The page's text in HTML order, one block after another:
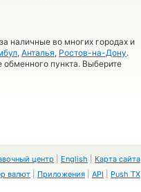
наличные во многих городах и
, Анталья, Ростов-на-Дону.
обменного пункта. Выберите
центр English
Карта сайта
валют
Приложения API Push TX